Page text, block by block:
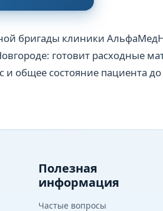
бригады клиники
готовит расходные
и общее состояние пациента
Полезная
информация
Частые вопросы